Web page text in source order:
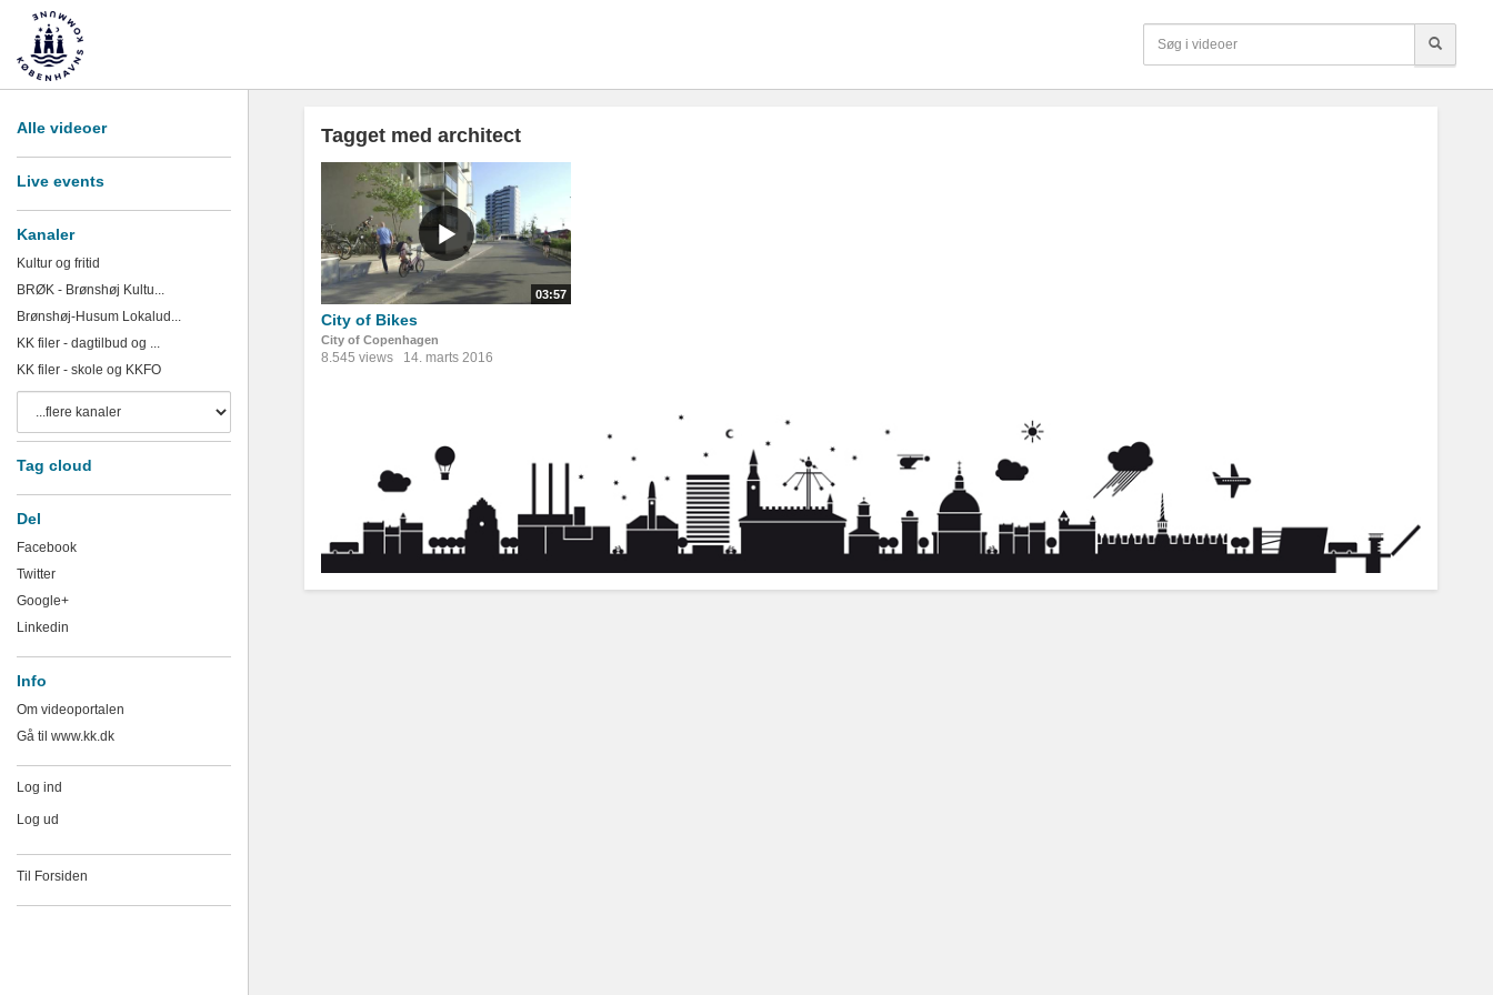
Alle videoer
Live events
Kanaler
Kultur og fritid
BRØK - Brønshøj Kultu...
Brønshøj-Husum Lokalud...
KK filer - dagtilbud og ...
KK filer - skole og KKFO
Tag cloud
Del
Facebook
Twitter
Google+
Linkedin
Info
Om videoportalen
Gå til www.kk.dk
Log ind
Log ud
Til Forsiden
Tagget med architect
03:57
City of Bikes
City of Copenhagen
8.545 views 14. marts 2016